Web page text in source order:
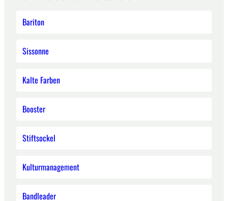
Bariton
Sissonne
Kalte Farben
Booster
Stiftsockel
Kulturmanagement
Bandleader